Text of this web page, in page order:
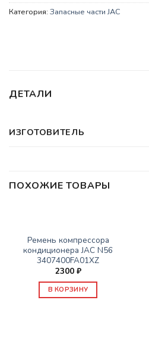
Категория: Запасные части JAC
ДЕТАЛИ
ИЗГОТОВИТЕЛЬ
ПОХОЖИЕ ТОВАРЫ
Ремень компрессора
кондиционера JAC N56
3407400FA01XZ
2300 ₽
В КОРЗИНУ